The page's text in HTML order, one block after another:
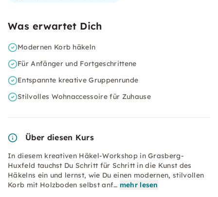
Was erwartet Dich
Modernen Korb häkeln
Für Anfänger und Fortgeschrittene
Entspannte kreative Gruppenrunde
Stilvolles Wohnaccessoire für Zuhause
Über diesen Kurs
In diesem kreativen Häkel-Workshop in Grasberg-
Huxfeld tauchst Du Schritt für Schritt in die Kunst des
Häkelns ein und lernst, wie Du einen modernen, stilvollen
Korb mit Holzboden selbst anf… mehr lesen